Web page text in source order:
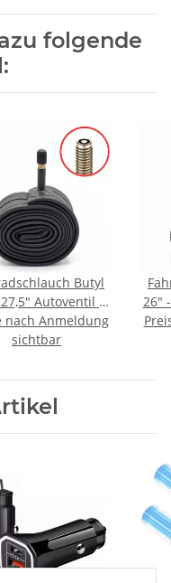
folgende
Butyl
Autoventil /
nach Anmeldung
sichtbar
26"